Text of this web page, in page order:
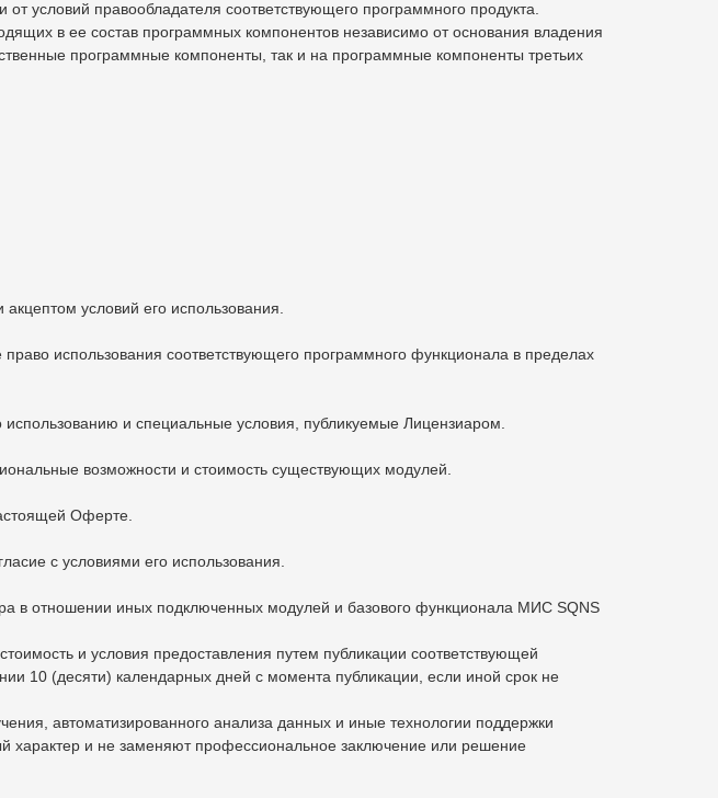
условий правообладателя соответствующего программного продукта.
в ее состав программных компонентов независимо от основания владения
программные компоненты, так и на программные компоненты третьих
условий его использования.
использования соответствующего программного функционала в пределах
и специальные условия, публикуемые Лицензиаром.
возможности и стоимость существующих модулей.
Оферте.
с условиями его использования.
в отношении иных подключенных модулей и базового функционала МИС SQNS
и условия предоставления путем публикации соответствующей
10 (десяти) календарных дней с момента публикации, если иной срок не
автоматизированного анализа данных и иные технологии поддержки
характер и не заменяют профессиональное заключение или решение